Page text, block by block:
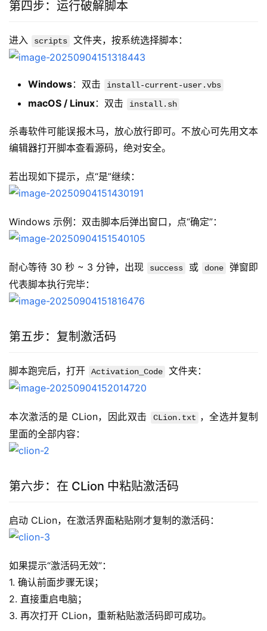
第四步：运行破解脚本
进入 scripts 文件夹，按系统选择脚本：
Windows：双击 install-current-user.vbs
macOS / Linux：双击 install.sh
杀毒软件可能误报木马，放心放行即可。不放心可先用文本
编辑器打开脚本查看源码，绝对安全。
若出现如下提示，点“是”继续：
Windows 示例：双击脚本后弹出窗口，点“确定”：
耐心等待 30 秒 ~ 3 分钟，出现 success 或 done
弹窗即
代表脚本执行完毕：
第五步：复制激活码
脚本跑完后，打开 Activation_Code 文件夹：
本次激活的是 CLion，因此双击 CLion.txt ，全选并复制
里面的全部内容：
第六步：在 CLion 中粘贴激活码
启动 CLion，在激活界面粘贴刚才复制的激活码：
如果提示“激活码无效”：
1. 确认前面步骤无误；
2. 直接重启电脑；
3. 再次打开 CLion，重新粘贴激活码即可成功。